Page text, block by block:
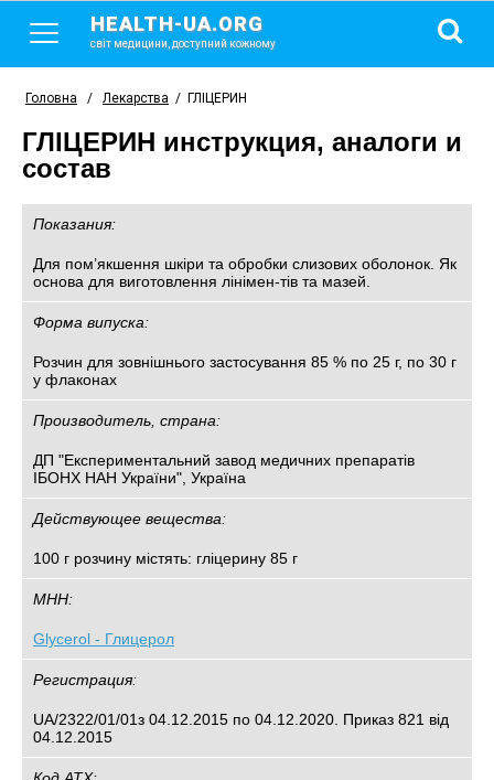
HEALTH-UA.ORG
світ медицини, доступний кожному
Головна / Лекарства / ГЛІЦЕРИН
ГЛІЦЕРИН инструкция, аналоги и
состав
Показания:
Для пом’якшення шкіри та обробки слизових оболонок. Як
основа для виготовлення лінімен-тів та мазей.
Форма випуска:
Розчин для зовнішнього застосування 85 % по 25 г, по 30 г
у флаконах
Производитель, страна:
ДП "Експериментальний завод медичних препаратів
ІБОНХ НАН України", Україна
Действующее вещества:
100 г розчину містять: гліцерину 85 г
МНН:
Glycerol - Глицерол
Регистрация:
UA/2322/01/01з 04.12.2015 по 04.12.2020. Приказ 821 від
04.12.2015